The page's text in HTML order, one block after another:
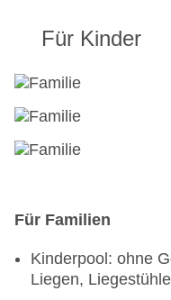
Kinderhochstuhl,
Restaurant „The
glutenfreie
vegetarische
Reservierung nicht
Bars & mehr: 2
Loungebar
täglich 10:00 Uhr -
Poolbar Outdoor
Für Kinder
Für Familien
Kinderpool: ohne
Liegen,